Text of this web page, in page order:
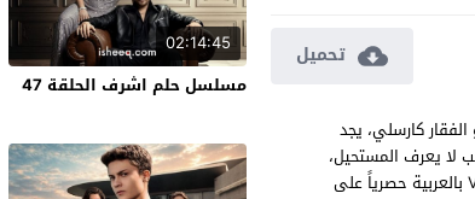
تحميل
ذو الفقار كارسلي، يجد
لا يعرف المستحيل،
في مسلسل يجمع أبرز نجوم الدراما التركية أكين أكينوزو، سيرا أريتورك، أرجان كسال، وأركان كولتشاك كوستنديل Veliaht 14 بالعربية حصرياً على
02:14:45
مسلسل حلم اشرف الحلقة 47